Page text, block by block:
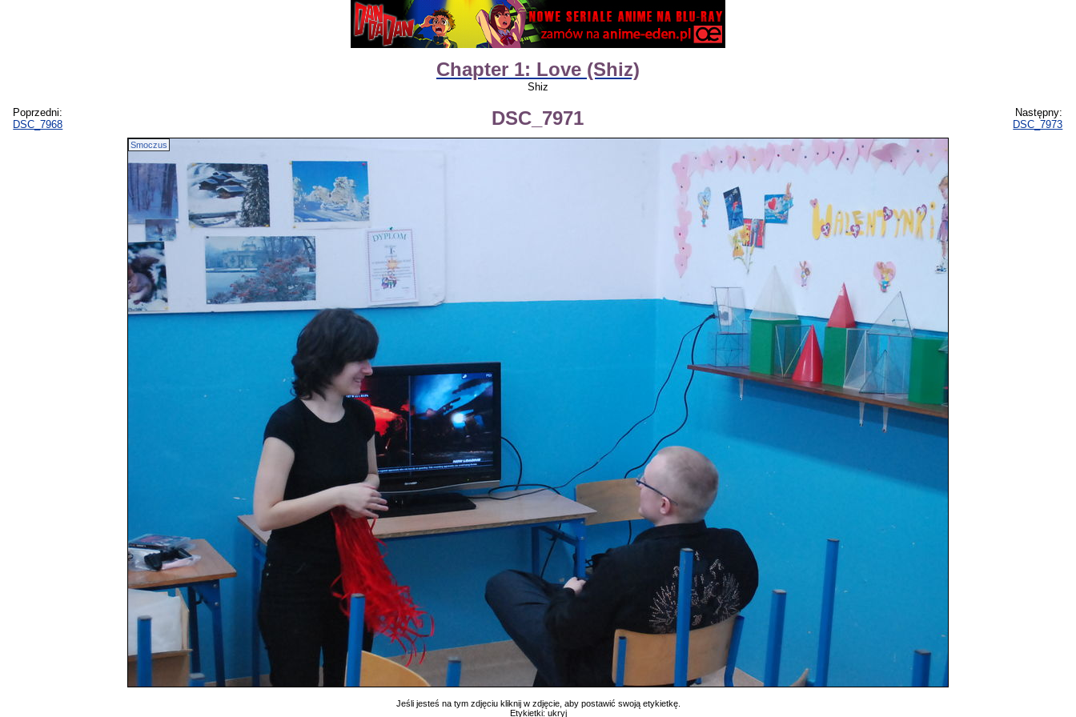
Chapter 1: Love (Shiz)
Shiz
Poprzedni:
DSC_7968
DSC_7971
Następny:
DSC_7973
Smoczus
Jeśli jesteś na tym zdjęciu kliknij w zdjęcie, aby postawić swoją etykietkę.
Etykietki: ukryj